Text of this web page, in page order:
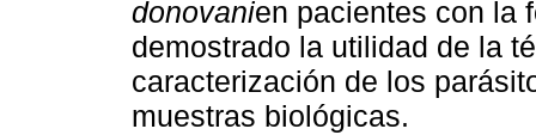
donovanien pacientes con la
demostrado la utilidad de la
caracterización de los
muestras biológicas.